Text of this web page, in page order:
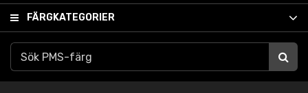
FÄRGKATEGORIER